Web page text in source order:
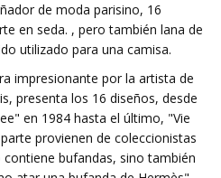
de moda parisino, 16
en seda. , pero también lana de
utilizado para una camisa.
impresionante por la artista de
presenta los 16 diseños, desde
en 1984 hasta el último, "Vie
provienen de coleccionistas
bufandas, sino también